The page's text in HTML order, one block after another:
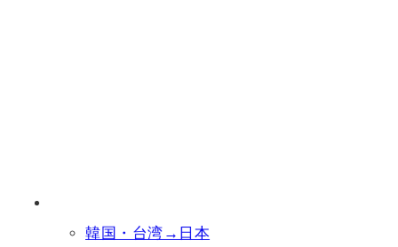
韓国・台湾→日本